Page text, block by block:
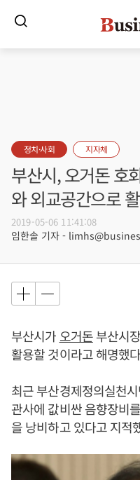
정치·사회 지자체
부산시, 오거돈 호
와 외교공간으로
2019-05-06 11:41:08
임한솔 기자 -
부산시가 오거돈부산시
활용할 것이라고 해명했
최근 부산경제정의실천
관사에 값비싼 음향장비
을 낭비하고 있다고 지적